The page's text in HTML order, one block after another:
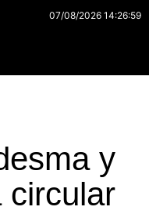
07/08/2026 14:26:59
y
circular